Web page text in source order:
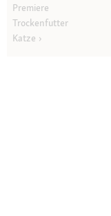
Premiere
Trockenfutter
Katze